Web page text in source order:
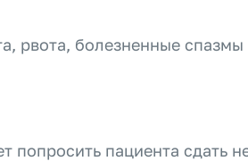
рвота, болезненные
пациента сдать